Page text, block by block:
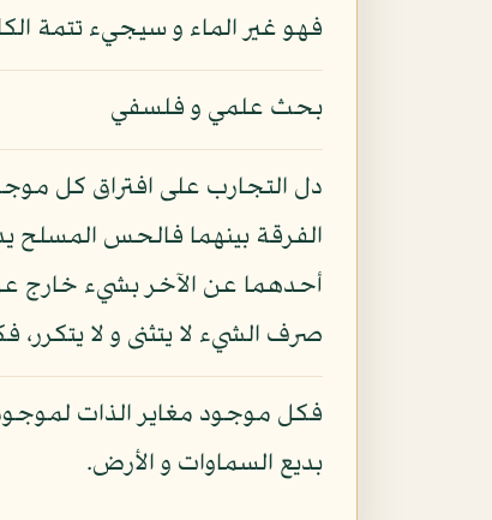
فهو غير الماء و سيجيء تتمة
بحث علمي و فلسفي
دل التجارب على افتراق كل
الفرقة بينهما فالحس المسلح
أحدهما عن الآخر بشيء خارج
صرف الشيء لا يتثنى و لا
فكل موجود مغاير الذات
بديع السماوات و الأرض.